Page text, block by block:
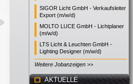
SIGOR Licht GmbH - Verkaufsleiter
Export (m/w/d)
MOLTO LUCE GmbH - Lichtplaner
(m/w/d)
LTS Licht & Leuchten GmbH -
Lighting Designer (m/w/d)
Weitere Jobanzeigen >>
AKTUELLE